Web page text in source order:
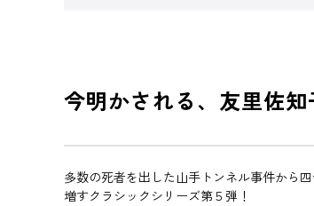
今明かされる、友里佐
多数の死者を出した山手トンネル事件から
増すクラシックシリーズ第５弾！